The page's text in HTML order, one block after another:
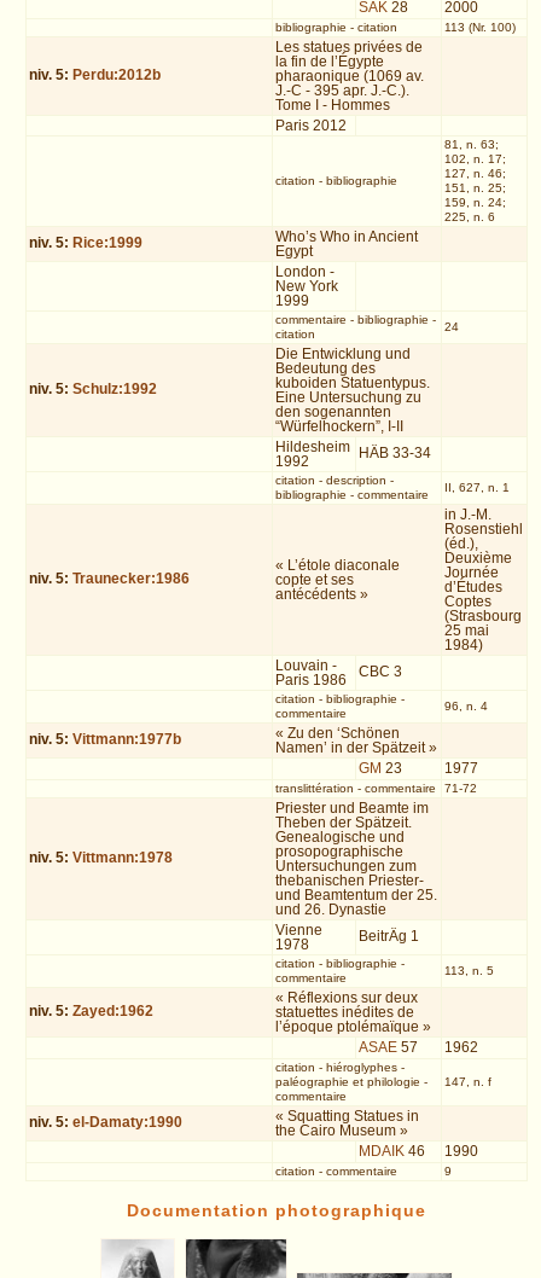
SAK 28 2000
bibliographie - citation 113 (Nr. 100)
niv. 5: Perdu:2012b
Les statues privées de
la fin de l’Égypte
pharaonique (1069 av.
J.-C - 395 apr. J.-C.).
Tome I - Hommes
Paris 2012
citation - bibliographie
81, n. 63;
102, n. 17;
127, n. 46;
151, n. 25;
159, n. 24;
225, n. 6
niv. 5: Rice:1999
Who’s Who in Ancient
Egypt
London -
New York
1999
commentaire - bibliographie -
citation
24
niv. 5:Schulz:1992
Die Entwicklung und
Bedeutung des
kuboiden Statuentypus.
Eine Untersuchung zu
den sogenannten
“Würfelhockern”, I-II
Hildesheim
1992
HÄB 33-34
citation - description -
bibliographie - commentaire
II, 627, n. 1
niv. 5:Traunecker:1986
« L’étole diaconale
copte et ses
antécédents »
in J.-M.
Rosenstiehl
(éd.),
Deuxième
Journée
d’Études
Coptes
(Strasbourg
25 mai
1984)
Louvain -
Paris 1986
CBC 3
citation - bibliographie -
commentaire
96, n. 4
niv. 5:Vittmann:1977b
« Zu den ‘Schönen
Namen’ in der Spätzeit »
GM 23 1977
translittération - commentaire 71-72
niv. 5:Vittmann:1978
Priester und Beamte im
Theben der Spätzeit.
Genealogische und
prosopographische
Untersuchungen zum
thebanischen Priester-
und Beamtentum der 25.
und 26. Dynastie
Vienne
1978
BeitrÄg 1
citation - bibliographie -
commentaire
113, n. 5
niv. 5:Zayed:1962
« Réflexions sur deux
statuettes inédites de
l’époque ptolémaïque »
ASAE 57 1962
citation - hiéroglyphes-
paléographie et philologie -
commentaire
147, n. f
niv. 5:el-Damaty:1990
« Squatting Statues in
the Cairo Museum »
MDAIK 46 1990
citation - commentaire 9
Documentation photographique